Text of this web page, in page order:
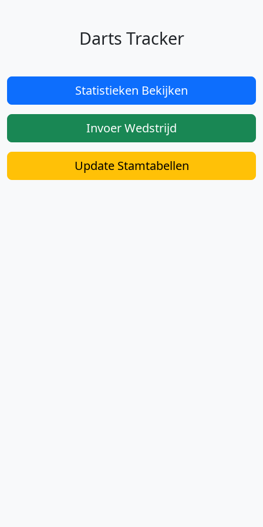
Darts Tracker
Statistieken Bekijken
Invoer Wedstrijd
Update Stamtabellen